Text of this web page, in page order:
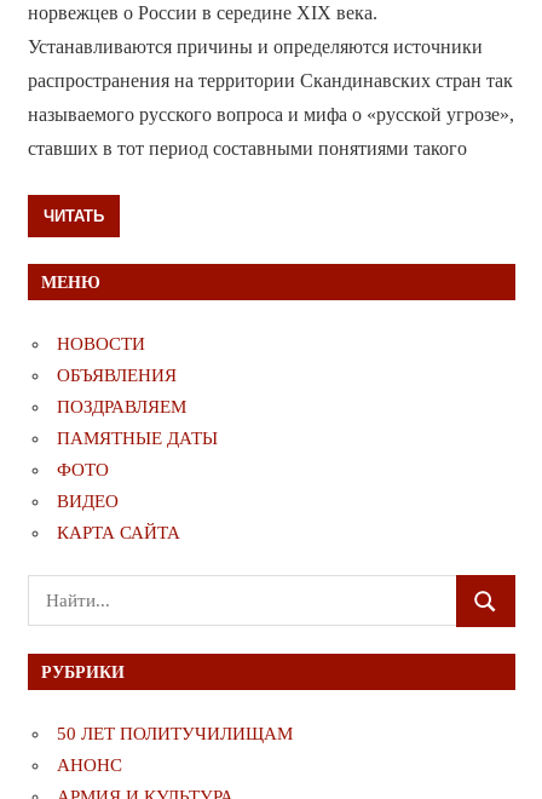
норвежцев о России в середине XIX века.
Устанавливаются причины и определяются источники
распространения на территории Скандинавских стран так
называемого русского вопроса и мифа о «русской угрозе»,
ставших в тот период составными понятиями такого
ЧИТАТЬ
МЕНЮ
НОВОСТИ
ОБЪЯВЛЕНИЯ
ПОЗДРАВЛЯЕМ
ПАМЯТНЫЕ ДАТЫ
ФОТО
ВИДЕО
КАРТА САЙТА
Поиск
для:
ПОИСК
РУБРИКИ
50 ЛЕТ ПОЛИТУЧИЛИЩАМ
АНОНС